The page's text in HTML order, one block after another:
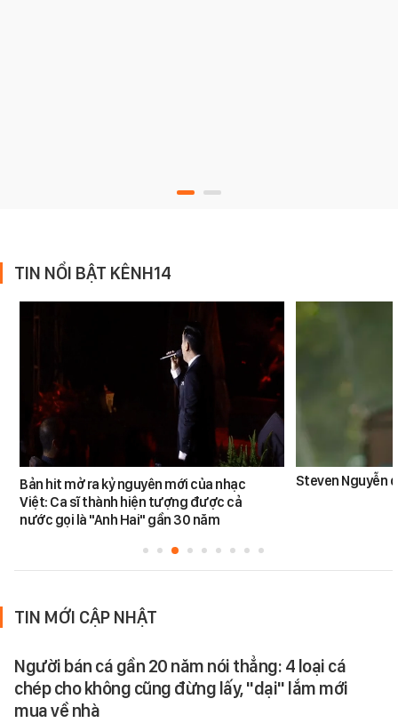
TIN NỔI BẬT KÊNH14
Bản hit mở ra kỷ nguyên mới của nhạc
Việt: Ca sĩ thành hiện tượng được cả
nước gọi là "Anh Hai" gần 30 năm
Steven Nguyễn
TIN MỚI CẬP NHẬT
Người bán cá gần 20 năm nói thẳng: 4 loại cá
chép cho không cũng đừng lấy, "dại" lắm mới
mua về nhà